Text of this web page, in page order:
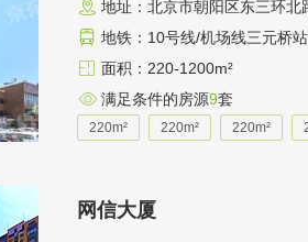
地址：北京市朝阳区东三环北
地铁：10号线/机场线三元桥
面积：220-1200m²
满足条件的房源9套
220m² 220m² 220m²
网信大厦